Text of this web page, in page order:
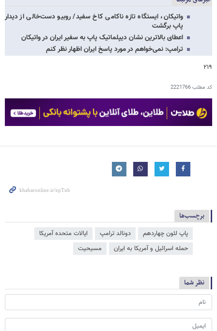
واتیکان، ایستگاه تازه ناکامی کاخ سفید/ روبیو دست‌خالی از دیدار
پاپ برگشت
اعطای بالاترین نشان دیپلماتیک پاپ به سفیر ایران در واتیکان
ترامپ: نمی‌خواهم در مورد پاسخ ایران اظهار نظر کنم
۲۱۹
کد مطلب2221766
برچسب‌ها
پاپ لئون چهاردهم دونالد ترامپ
ایالات متحده آمریکا
حمله اسرائیل و آمریکا به ایران
مسیحیت
نظر شما